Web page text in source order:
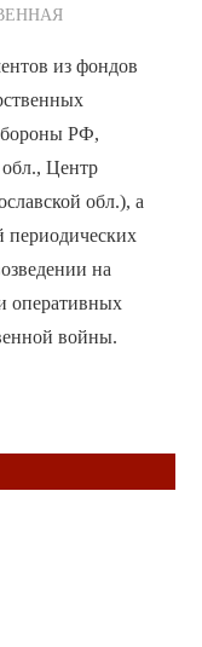
из фондов
РФ,
Центр
обл.), а
периодических
на
оперативных
войны.